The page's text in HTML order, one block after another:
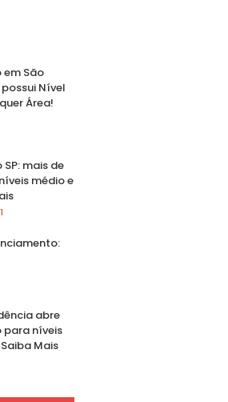
em São
Nível
Área!
mais de
médio e
abre
para níveis
Mais